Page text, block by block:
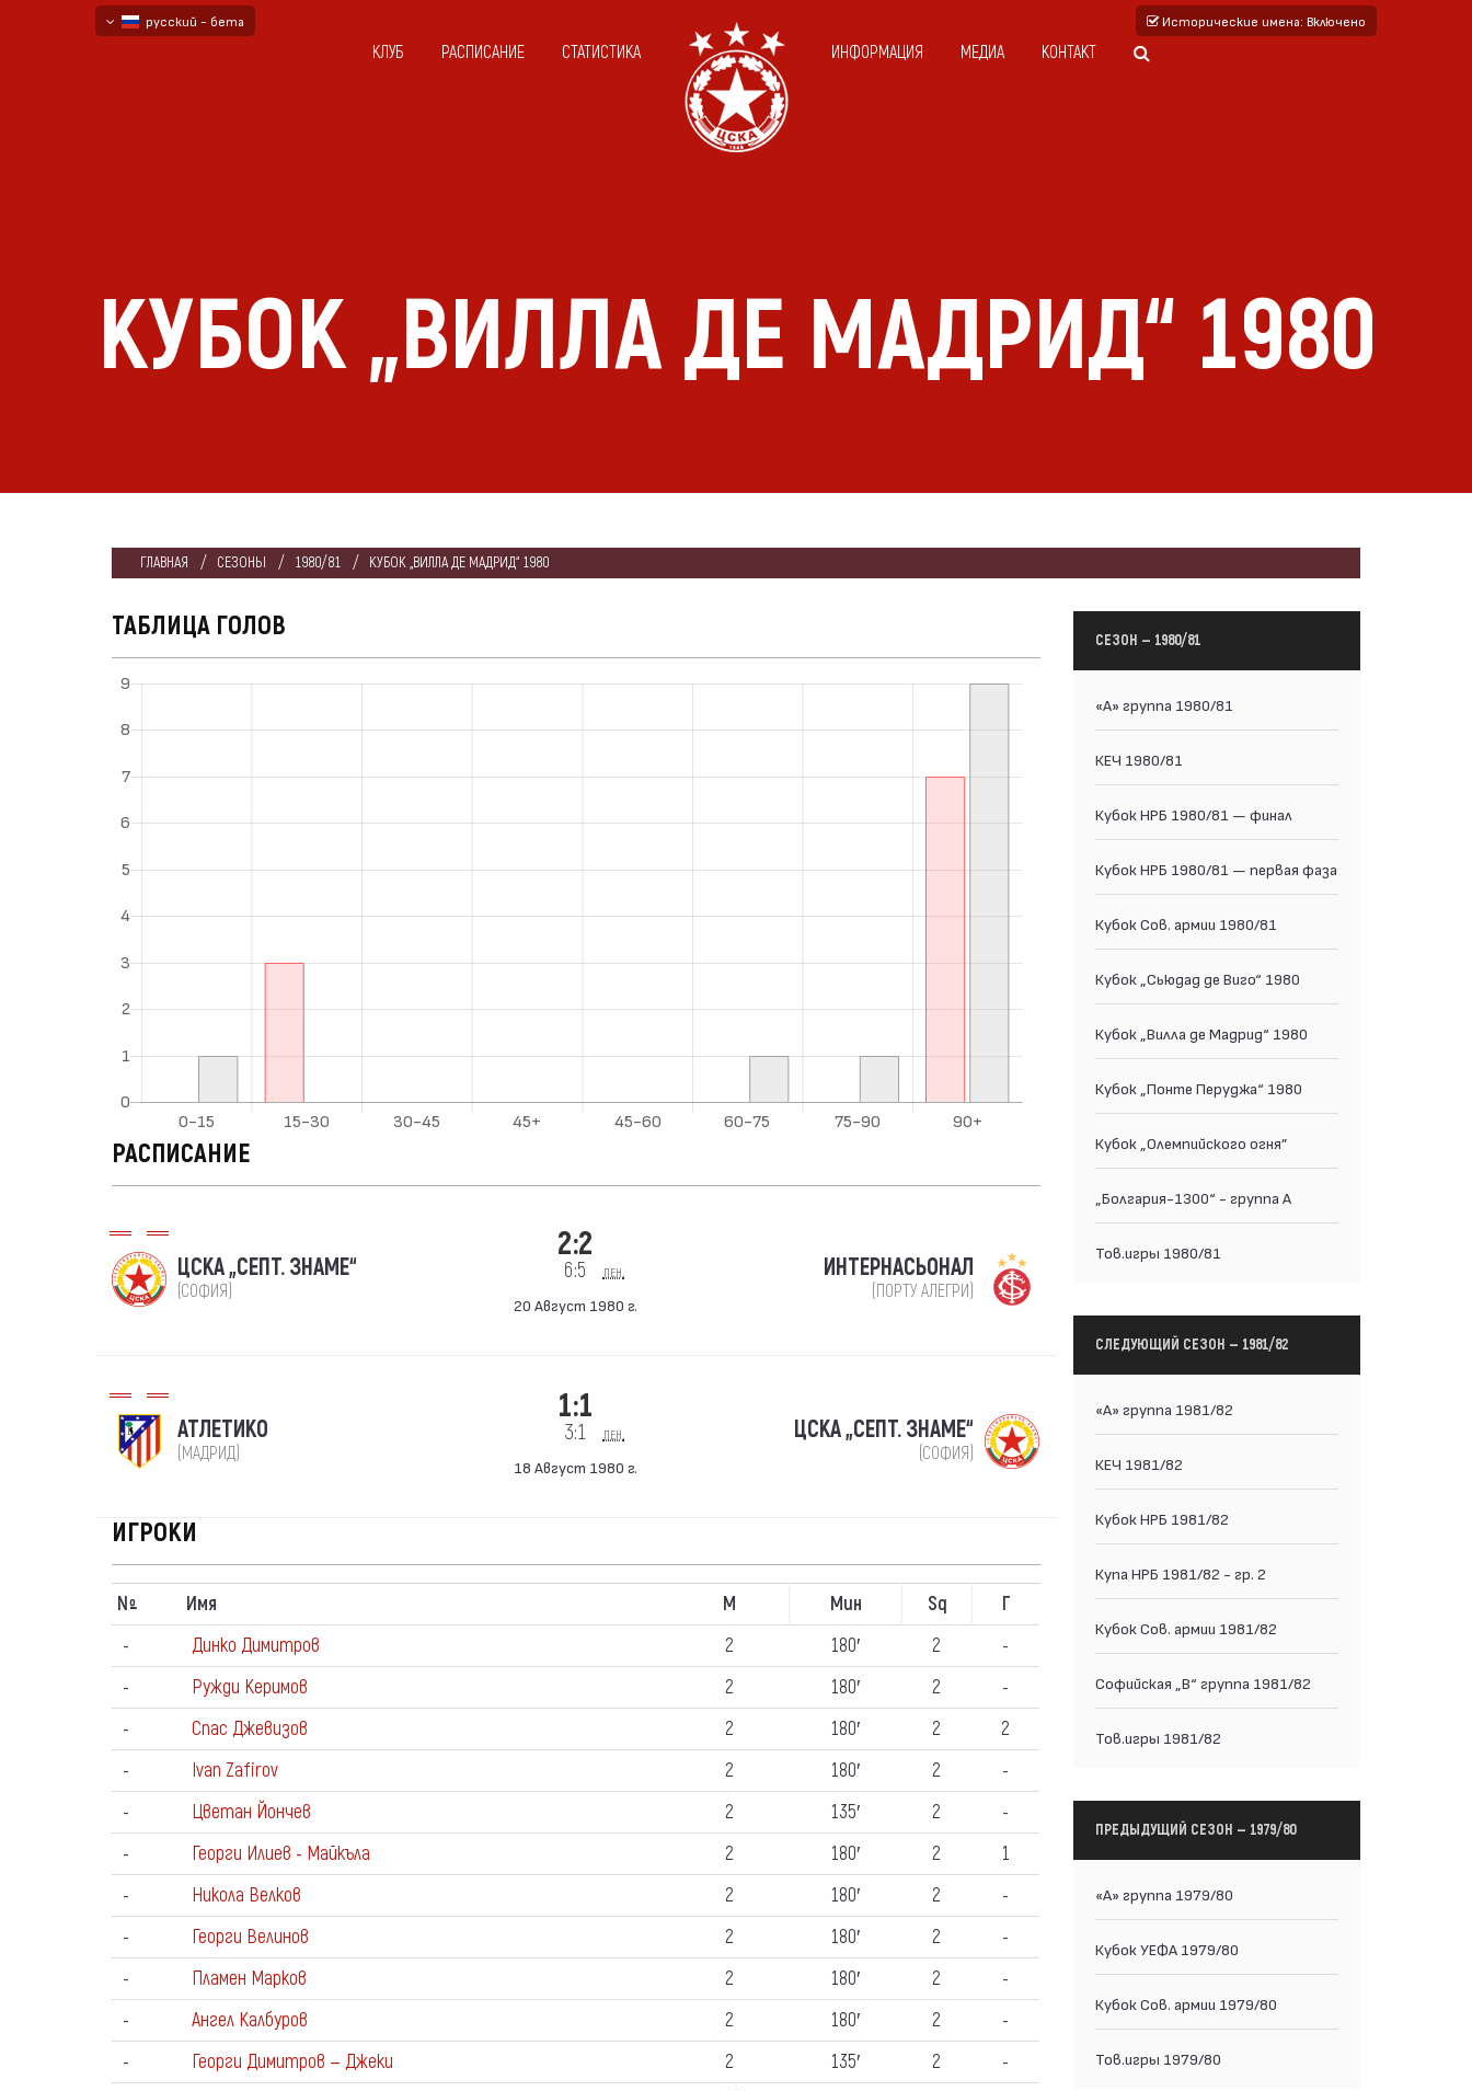
русский - бета
Исторические имена: Включено
КЛУБ РАСПИСАНИЕ СТАТИСТИКА ИНФОРМАЦИЯ МЕДИА КОНТАКТ
КУБОК „ВИЛЛА ДЕ МАДРИД“ 1980
ГЛАВНАЯ СЕЗОНЫ 1980/81 КУБОК „ВИЛЛА ДЕ МАДРИД“ 1980
ТАБЛИЦА ГОЛОВ
РАСПИСАНИЕ
ЦСКА „СЕПТ. ЗНАМЕ“
(СОФИЯ)
2:2
6:5 пен.
20 Август 1980 г.
ИНТЕРНАСЬОНАЛ
(ПОРТУ АЛЕГРИ)
АТЛЕТИКО
(МАДРИД)
1:1
3:1 пен.
18 Август 1980 г.
ЦСКА „СЕПТ. ЗНАМЕ“
(СОФИЯ)
ИГРОКИ
Nº Имя М Мин Sq
Г
-
Динко Димитров 2 180′ 2
-
-
Ружди Керимов 2 180′ 2
-
-
Спас Джевизов 2 180′ 2
2
-
Ivan Zafirov 2 180′ 2
-
-
Цветан Йончев 2 135′ 2
-
-
Георги Илиев - Майкъла 2 180′ 2
1
-
Никола Велков 2 180′ 2
-
-
Георги Велинов 2 180′ 2
-
-
Пламен Марков 2 180′ 2
-
-
Ангел Калбуров 2 180′ 2
-
-
Георги Димитров — Джеки 2 135′ 2
-
СЕЗОН — 1980/81
«А» группа 1980/81
КЕЧ 1980/81
Кубок НРБ 1980/81 — финал
Кубок НРБ 1980/81 — первая фаза
Кубок Сов. армии 1980/81
Кубок „Сьюдад де Виго“ 1980
Кубок „Вилла де Мадрид“ 1980
Кубок „Понте Перуджа“ 1980
Кубок „Олемпийского огня”
„Болгария-1300“ - группа А
Тов.игры 1980/81
СЛЕДУЮЩИЙ СЕЗОН — 1981/82
«А» группа 1981/82
КЕЧ 1981/82
Кубок НРБ 1981/82
Купа НРБ 1981/82 - гр. 2
Кубок Сов. армии 1981/82
Софийская „В“ группа 1981/82
Тов.игры 1981/82
ПРЕДЫДУЩИЙ СЕЗОН — 1979/80
«А» группа 1979/80
Кубок УЕФА 1979/80
Кубок Сов. армии 1979/80
Тов.игры 1979/80